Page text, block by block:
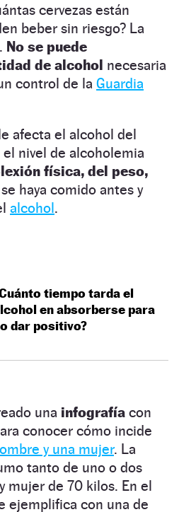
cervezas están
beber sin riesgo? La
No se puede
de alcohol necesaria
control de la Guardia
afecta el alcohol del
nivel de alcoholemia
física, del peso,
haya comido antes y
alcohol.
tiempo tarda el
en absorberse para
dar positivo?
una infografía con
conocer cómo incide
y una mujer. La
tanto de uno o dos
mujer de 70 kilos. En el
ejemplifica con una de